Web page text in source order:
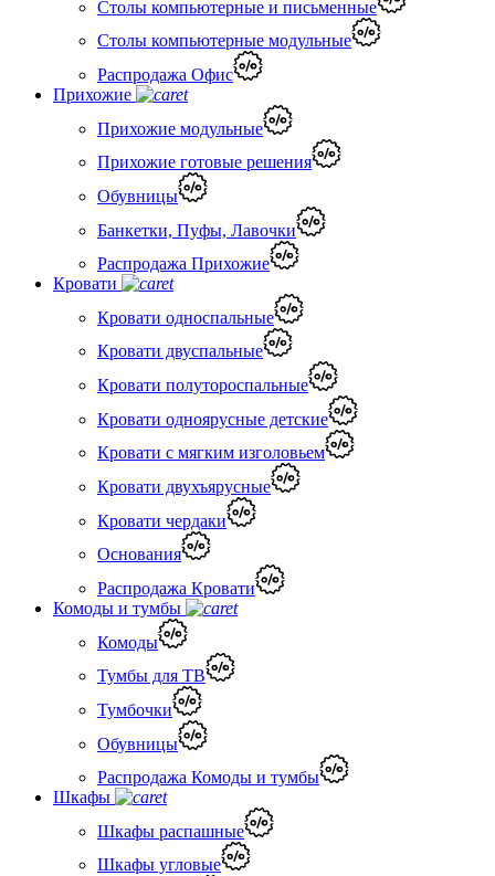
Столы компьютерные и письменные
Столы компьютерные модульные
Распродажа Офис
Прихожие
Прихожие модульные
Прихожие готовые решения
Обувницы
Банкетки, Пуфы, Лавочки
Распродажа Прихожие
Кровати
Кровати односпальные
Кровати двуспальные
Кровати полутороспальные
Кровати одноярусные детские
Кровати с мягким изголовьем
Кровати двухъярусные
Кровати чердаки
Основания
Распродажа Кровати
Комоды и тумбы
Комоды
Тумбы для ТВ
Тумбочки
Обувницы
Распродажа Комоды и тумбы
Шкафы
Шкафы распашные
Шкафы угловые